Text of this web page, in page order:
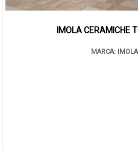
IMOLA CERAMICHE
MARCA: